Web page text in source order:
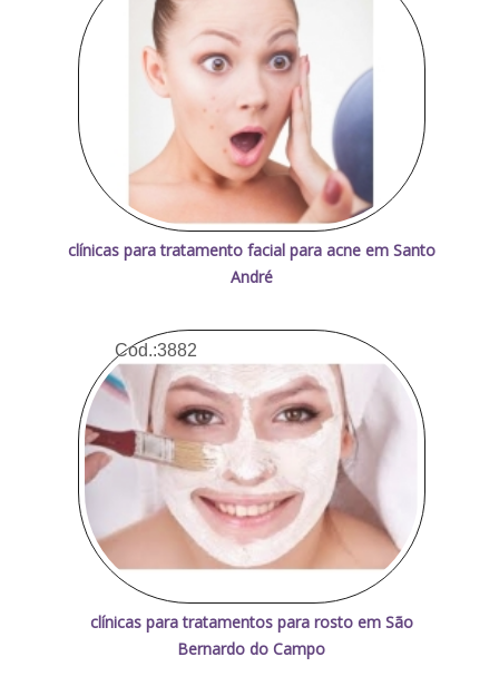
clínicas para tratamento facial para acne em Santo
André
Cod.:3882
clínicas para tratamentos para rosto em São
Bernardo do Campo